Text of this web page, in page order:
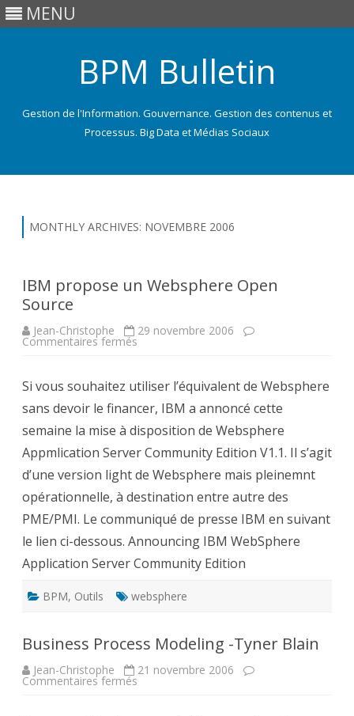
MENU
BPM Bulletin
Gestion de l'Information. Gouvernance. Gestion des contenus et
Processus. Big Data et Médias Sociaux
MONTHLY ARCHIVES: NOVEMBRE 2006
IBM propose un Websphere Open
Source
Jean-Christophe 29 novembre 2006
Commentaires fermés
Websphere
Open
Source
Si vous souhaitez utiliser l’équivalent de Websphere
sans devoir le financer, IBM a annoncé cette
semaine la mise à disposition de Websphere
Appmlication Server Community Edition V1.1. Il s’agit
d’une version light de Websphere mais pleinemnt
opérationnelle, à destination entre autre des
PME/PMI. Le communiqué de presse IBM en suivant
le lien ci-dessous. Announcing IBM WebSphere
Application Server Community Edition
BPM, Outils websphere
Business Process Modeling -Tyner Blain
Jean-Christophe 21 novembre 2006
Commentaires fermés